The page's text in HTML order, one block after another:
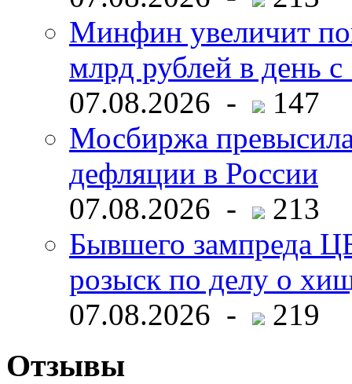
Минфин увеличит
млрд рублей в день с
07.08.2026 -
147
Мосбиржа
дефляции в России
07.08.2026 -
213
Бывшего зампреда
розыск по делу о
07.08.2026 -
219
Отзывы